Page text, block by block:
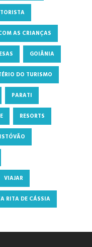
AS CRIANÇAS
GOIÂNIA
DO TURISMO
PARATI
RESORTS
VIAJAR
RITA DE CÁSSIA